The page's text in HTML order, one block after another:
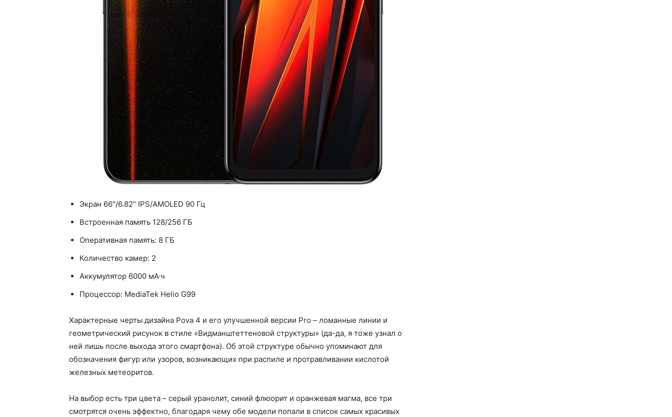
Экран 66"/6.82" IPS/AMOLED 90 Гц
Встроенная память 128/256 ГБ
Оперативная память: 8 ГБ
Количество камер: 2
Аккумулятор 6000 мА·ч
Процессор: MediaTek Helio G99
Характерные черты дизайна Pova 4 и его улучшенной версии Pro – ломанные линии и
геометрический рисунок в стиле «Видманштеттеновой структуры» (да-да, я тоже узнал о
ней лишь после выхода этого смартфона). Об этой структуре обычно упоминают для
обозначения фигур или узоров, возникающих при распиле и протравливании кислотой
железных метеоритов.
На выбор есть три цвета – серый уранолит, синий флюорит и оранжевая магма, все три
смотрятся очень эффектно, благодаря чему обе модели попали в список самых красивых